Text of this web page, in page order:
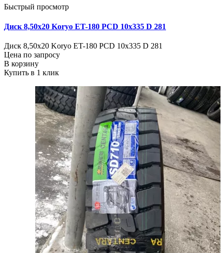
Быстрый просмотр
Диск 8,50х20 Koryo ET-180 PCD 10x335 D 281
Диск 8,50х20 Koryo ET-180 PCD 10x335 D 281
Цена по запросу
В корзину
Купить в 1 клик